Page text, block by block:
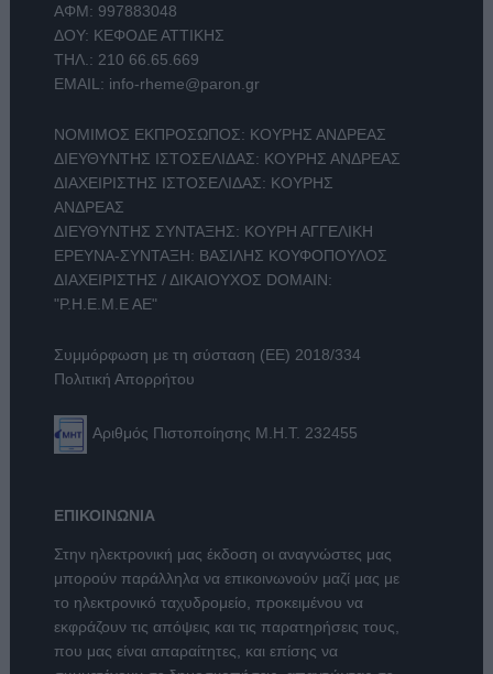
ΑΦΜ: 997883048
ΔΟΥ: ΚΕΦΟΔΕ ΑΤΤΙΚΗΣ
ΤΗΛ.: 210 66.65.669
EMAIL: info-rheme@paron.gr
ΝΟΜΙΜΟΣ ΕΚΠΡΟΣΩΠΟΣ: ΚΟΥΡΗΣ ΑΝΔΡΕΑΣ
ΔΙΕΥΘΥΝΤΗΣ ΙΣΤΟΣΕΛΙΔΑΣ: ΚΟΥΡΗΣ ΑΝΔΡΕΑΣ
ΔΙΑΧΕΙΡΙΣΤΗΣ ΙΣΤΟΣΕΛΙΔΑΣ: ΚΟΥΡΗΣ
ΑΝΔΡΕΑΣ
ΔΙΕΥΘΥΝΤΗΣ ΣΥΝΤΑΞΗΣ: ΚΟΥΡΗ ΑΓΓΕΛΙΚΗ
ΕΡΕΥΝΑ-ΣΥΝΤΑΞΗ: ΒΑΣΙΛΗΣ ΚΟΥΦΟΠΟΥΛΟΣ
ΔΙΑΧΕΙΡΙΣΤΗΣ / ΔΙΚΑΙΟΥΧΟΣ DOMAIN:
"Ρ.Η.Ε.Μ.Ε ΑΕ"
Συμμόρφωση με τη σύσταση (ΕΕ) 2018/334
Πολιτική Απορρήτου
Αριθμός Πιστοποίησης Μ.Η.Τ. 232455
ΕΠΙΚΟΙΝΩΝΙΑ
Στην ηλεκτρονική μας έκδοση οι αναγνώστες μας
μπορούν παράλληλα να επικοινωνούν μαζί μας με
το ηλεκτρονικό ταχυδρομείο, προκειμένου να
εκφράζουν τις απόψεις και τις παρατηρήσεις τους,
που μας είναι απαραίτητες, και επίσης να